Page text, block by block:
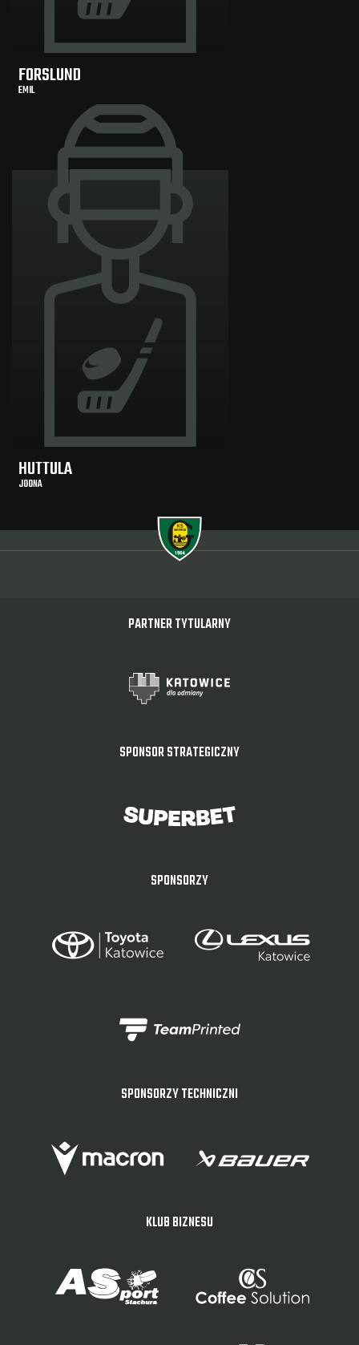
FORSLUND
EMIL
HUTTULA
JOONA
PARTNER TYTULARNY
SPONSOR STRATEGICZNY
SPONSORZY
SPONSORZY TECHNICZNI
KLUB BIZNESU